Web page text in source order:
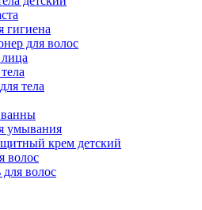
гигиена
для волос
тела
умывания
крем детский
волос
волос